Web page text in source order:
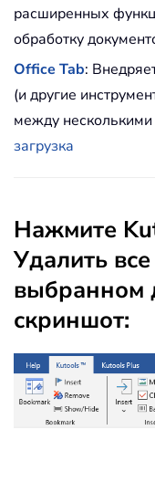
расширенных
обработку
Office Tab:
(и другие
между
загрузка
Нажмите
Удалить все
выбранном
скриншот: